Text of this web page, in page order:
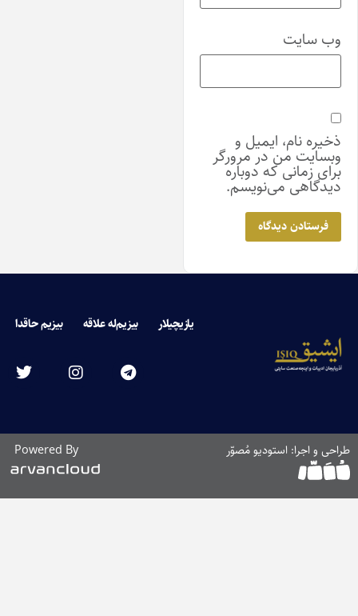
سایت
نام، ایمیل و
من در مرورگر
زمانی که دوباره
می‌نویسم.
یازیچیلار بیزیم‌له علاقه بیزیم حاقدا
و اجرا: استودیو مُصوّر Powered By